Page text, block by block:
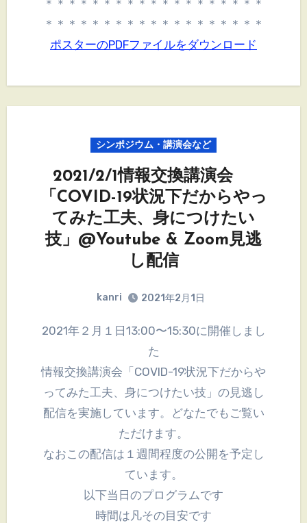
＊＊＊＊＊＊＊＊＊＊＊＊＊＊＊＊＊＊＊
＊＊＊＊＊＊＊＊＊＊＊＊＊＊＊＊＊＊＊
ポスターのPDFファイルをダウンロード
シンポジウム・講演会など
2021/2/1情報交換講演会
「COVID-19状況下だからやっ
てみた工夫、身につけたい
技」@Youtube & Zoom見逃
し配信
kanri 2021年2月1日
2021年２月１日13:00〜15:30に開催しまし
た
情報交換講演会「COVID-19状況下だからや
ってみた工夫、身につけたい技」の見逃し
配信を実施しています。どなたでもご覧い
ただけます。
なおこの配信は１週間程度の公開を予定し
ています。
以下当日のプログラムです
時間は凡その目安です